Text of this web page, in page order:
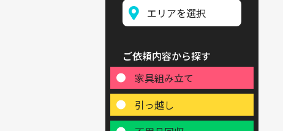
ご依頼内容から探す
家具組み立て
引っ越し